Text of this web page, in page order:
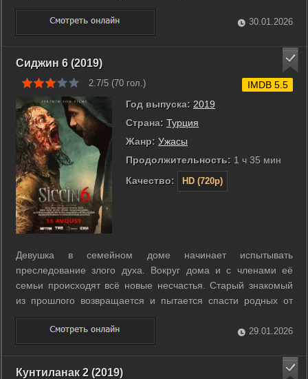
желаний как способу сопротивления и попытке изменить
свою судьбу. Этот приём становится для неё возможностью
отойти от реальности и ...
30.01.2026
Сиджин 6 (2019)
2.7/5 (70 гол.)
Год выпуска: 2019
Страна: Турция
Жанр: Ужасы
Продолжительность: 1 ч 35 мин
Качество:
HD (720p)
IMDB 5.5
Девушка в семейном доме начинает испытывать
преследование злого духа. Вокруг дома и с членами её
семьи происходят всё новые несчастья. Старый знакомый
из прошлого возвращается и пытается спасти родных от
надвигающейся гибели. ...
29.01.2026
Кунтиланак 2 (2019)